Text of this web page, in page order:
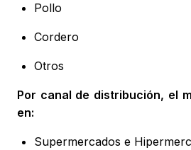
Pollo
Cordero
Otros
Por canal de distribución, el
en:
Supermercados e